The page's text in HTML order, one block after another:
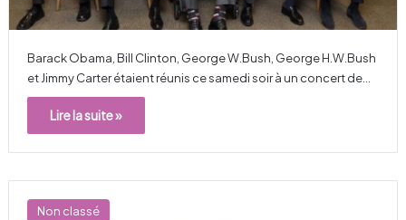
Barack Obama, Bill Clinton, George W.Bush, George H.W.Bush
et Jimmy Carter étaient réunis ce samedi soir à un concert de…
Lire la suite »
Non classé